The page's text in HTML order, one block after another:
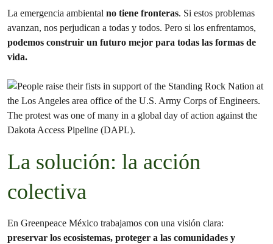
La emergencia ambiental no tiene fronteras. Si estos problemas
avanzan, nos perjudican a todas y todos. Pero si los enfrentamos,
podemos construir un futuro mejor para todas las formas de
vida.
La solución: la acción
colectiva
En Greenpeace México trabajamos con una visión clara:
preservar los ecosistemas, proteger a las comunidades y